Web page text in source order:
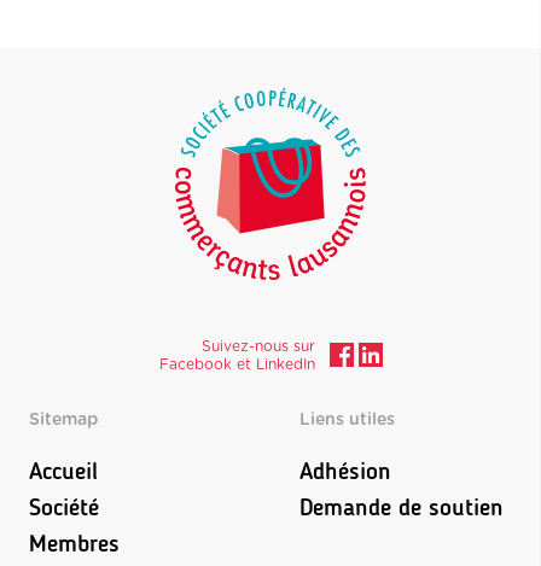
Suivez-nous sur
Facebook et LinkedIn
Sitemap
Accueil
Société
Membres
Liens utiles
Adhésion
Demande de soutien